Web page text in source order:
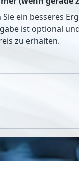
ein besseres
ist optional
zu erhalten.